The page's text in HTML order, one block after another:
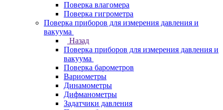
Поверка влагомера
Поверка гигрометра
Поверка приборов для измерения давления и
вакуума
Назад
Поверка приборов для измерения давления и
вакуума
Поверка барометров
Вариометры
Динамометры
Дифманометры
Задатчики давления